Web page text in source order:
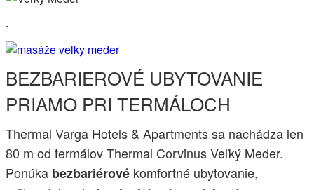
.
BEZBARIEROVÉ UBYTOVANIE
PRIAMO PRI TERMÁLOCH
Thermal Varga Hotels & Apartments sa nachádza len
80 m od termálov Thermal Corvinus Veľký Meder.
Ponúka bezbariérové komfortné ubytovanie,